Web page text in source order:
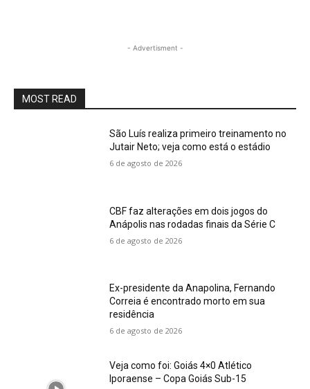
- Advertisment -
MOST READ
São Luís realiza primeiro treinamento no
Jutair Neto; veja como está o estádio
6 de agosto de 2026
CBF faz alterações em dois jogos do
Anápolis nas rodadas finais da Série C
6 de agosto de 2026
Ex-presidente da Anapolina, Fernando
Correia é encontrado morto em sua
residência
6 de agosto de 2026
Veja como foi: Goiás 4×0 Atlético
Iporaense – Copa Goiás Sub-15